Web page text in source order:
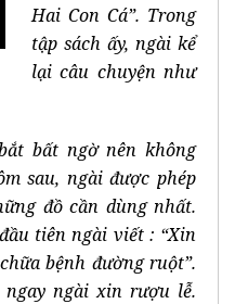
Hai Con Cá”. Trong
tập sách ấy, ngài kể
lại câu chuyện như
bất ngờ nên không
sau, ngài được phép
đồ cần dùng nhất.
tiên ngài viết : “Xin
bệnh đường ruột”.
ngay ngài xin rượu lễ.